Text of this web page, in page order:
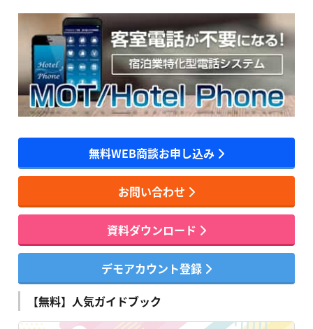
無料WEB商談お申し込み
お問い合わせ
資料ダウンロード
デモアカウント登録
【無料】人気ガイドブック